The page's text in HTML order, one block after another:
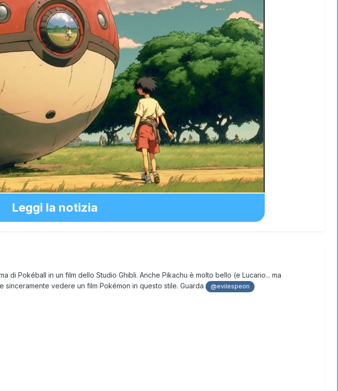
Leggi la notizia
di Pokéball in un film dello Studio Ghibli. Anche Pikachu è molto bello (e Lucario... ma
sinceramente vedere un film Pokémon in questo stile. Guarda @evilespeon